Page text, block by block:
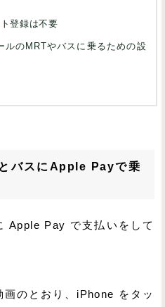
登録は不要
ルのMRTやバスに乗るための設
バスにApple Payで乗
Apple Pay で支払いをして
のとおり、iPhone をタッ